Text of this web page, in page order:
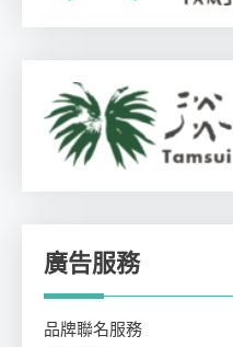
廣告服務
品牌聯名服務